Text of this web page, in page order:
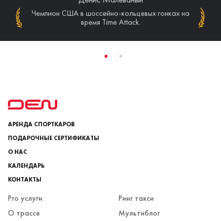
Чемпион США в шоссейно-кольцевых гонках на
время Time Attack.
Призер этапов чемпионата Германии VLN
(Nurburgring Nordschleife).
АРЕНДА СПОРТКАРОВ
ПОДАРОЧНЫЕ СЕРТИФИКАТЫ
О НАС
КАЛЕНДАРЬ
КОНТАКТЫ
Pro услуги
Ринг такси
О трассе
Мультиблог